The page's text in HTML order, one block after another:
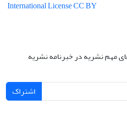
International License CC BY
مهم نشریه در خبرنامه نشریه
اشتراک